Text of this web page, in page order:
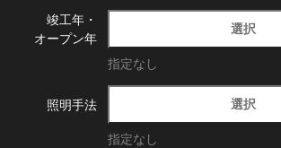
竣工年・
オープン年
選択
指定なし
照明手法 選択
指定なし